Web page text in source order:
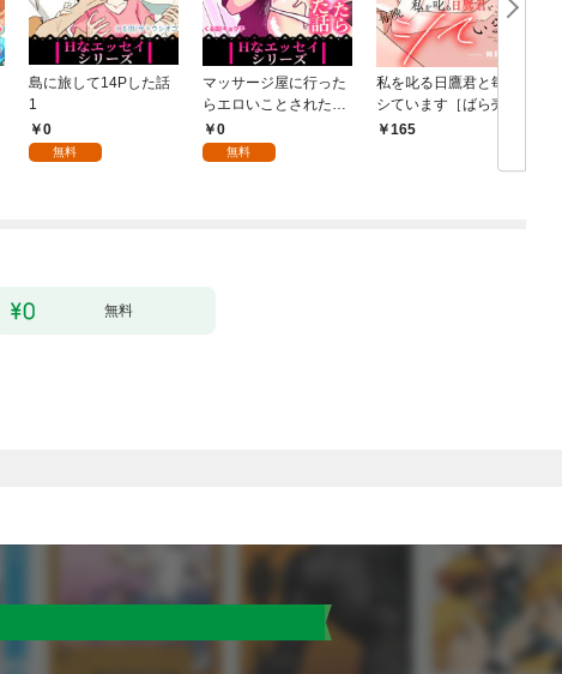
島に旅して14Pした話
1
0
無料
マッサージ屋に行った
らエロいことされた話
1 0
無料
私を叱る日鷹君と毎晩
シています［ばら売
り］ 第1話
165
無料